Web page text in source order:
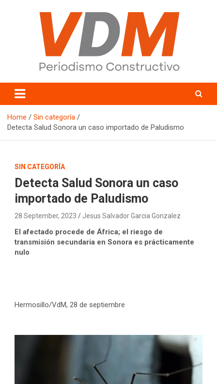
valledelmayo.com
Home
Sin categoría
Detecta Salud Sonora un caso importado de Paludismo
SIN CATEGORÍA
Detecta Salud Sonora un caso
importado de Paludismo
28 September, 2023 Jesus Salvador Garcia Gonzalez
El afectado procede de África; el riesgo de
transmisión secundaria en Sonora es prácticamente
nulo
Hermosillo/VdM, 28 de septiembre